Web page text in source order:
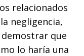
relacionados
negligencia,
que
lo haría una